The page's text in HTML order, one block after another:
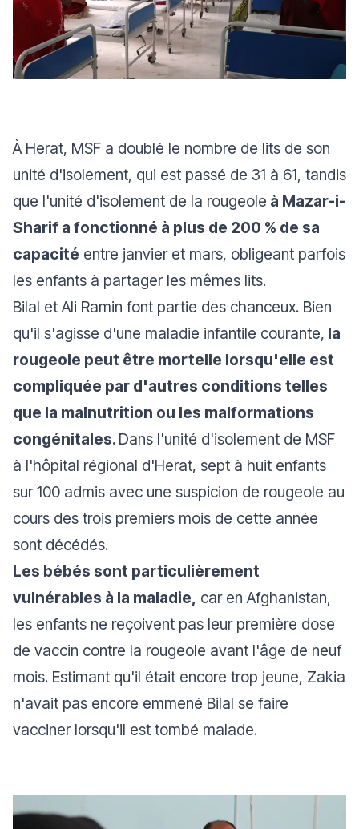
À Herat, MSF a doublé le nombre de lits de son
unité d'isolement, qui est passé de 31 à 61, tandis
que l'unité d'isolement de la rougeole à Mazar-i-
Sharif a fonctionné à plus de 200 % de sa
capacité entre janvier et mars, obligeant parfois
les enfants à partager les mêmes lits.
Bilal et Ali Ramin font partie des chanceux. Bien
qu'il s'agisse d'une maladie infantile courante, la
rougeole peut être mortelle lorsqu'elle est
compliquée par d'autres conditions telles
que la malnutrition ou les malformations
congénitales. Dans l'unité d'isolement de MSF
à l'hôpital régional d'Herat, sept à huit enfants
sur 100 admis avec une suspicion de rougeole au
cours des trois premiers mois de cette année
sont décédés.
Les bébés sont particulièrement
vulnérables à la maladie, car en Afghanistan,
les enfants ne reçoivent pas leur première dose
de vaccin contre la rougeole avant l'âge de neuf
mois. Estimant qu'il était encore trop jeune, Zakia
n'avait pas encore emmené Bilal se faire
vacciner lorsqu'il est tombé malade.